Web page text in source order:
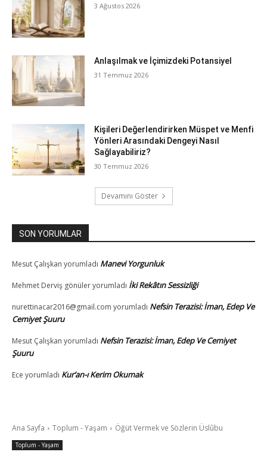
3 Ağustos 2026
Anlaşılmak ve İçimizdeki Potansiyel
31 Temmuz 2026
Kişileri Değerlendirirken Müspet ve Menfi
Yönleri Arasındaki Dengeyi Nasıl
Sağlayabiliriz?
30 Temmuz 2026
Devamını Göster
SON YORUMLAR
Mesut Çalışkan yorumladı Manevi Yorgunluk
Mehmet Derviş gönüleryorumladı İki Rekâtın Sessizliği
nurettinacar2016@gmail.com yorumladı Nefsin Terazisi: İman, Edep Ve
Cemiyet Şuuru
Mesut Çalışkan yorumladı Nefsin Terazisi: İman, Edep Ve Cemiyet
Şuuru
Ece yorumladı Kur’an-ı Kerim Okumak